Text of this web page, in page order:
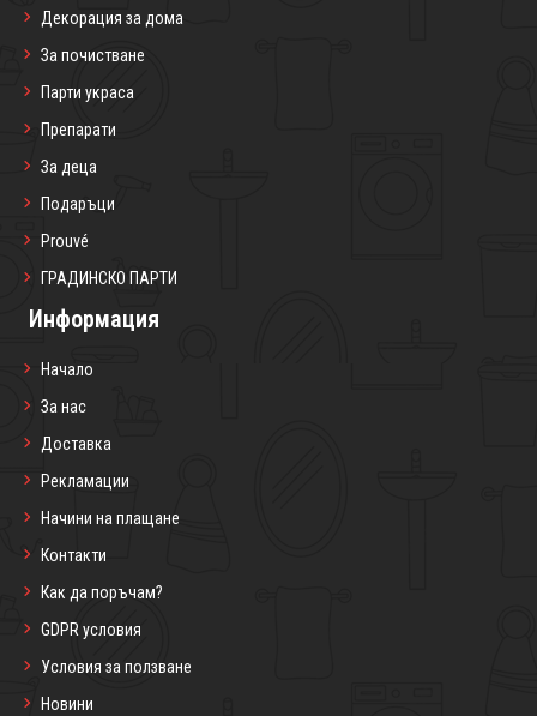
Декорация за дома
За почистване
Парти украса
Препарати
За деца
Подаръци
Prouvé
ГРАДИНСКО ПАРТИ
Информация
Начало
За нас
Доставка
Рекламации
Начини на плащане
Контакти
Как да поръчам?
GDPR условия
Условия за ползване
Новини